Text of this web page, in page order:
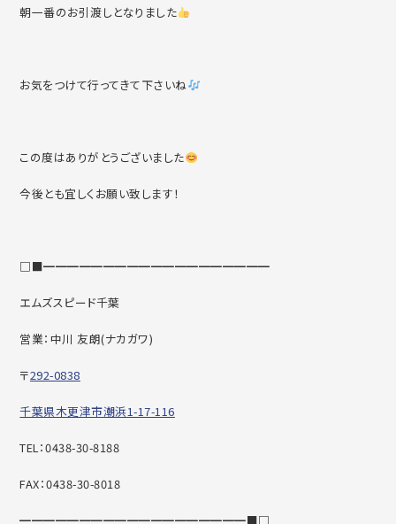
朝一番のお引渡しとなりました
お気をつけて行ってきて下さいね
この度はありがとうございました
今後とも宜しくお願い致します！
□■━━━━━━━━━━━━━━━━━━━
エムズスピード千葉
営業：中川 友朗(ナカガワ)
〒292-0838
千葉県木更津市潮浜1-17-116
TEL：0438-30-8188
FAX：0438-30-8018
━━━━━━━━━━━━━━━━━━━■□